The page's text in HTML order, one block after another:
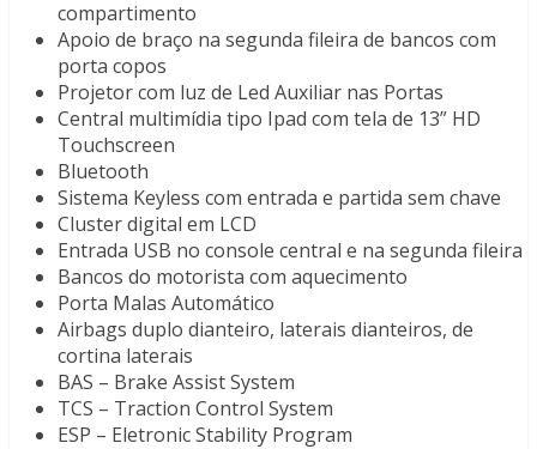
compartimento
Apoio de braço na segunda fileira de bancos com
porta copos
Projetor com luz de Led Auxiliar nas Portas
Central multimídia tipo Ipad com tela de 13” HD
Touchscreen
Bluetooth
Sistema Keyless com entrada e partida sem chave
Cluster digital em LCD
Entrada USB no console central e na segunda fileira
Bancos do motorista com aquecimento
Porta Malas Automático
Airbags duplo dianteiro, laterais dianteiros, de
cortina laterais
BAS – Brake Assist System
TCS – Traction Control System
ESP – Eletronic Stability Program